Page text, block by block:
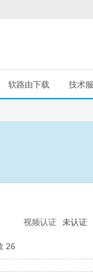
软路由下载 技术
视频认证 未认证
26